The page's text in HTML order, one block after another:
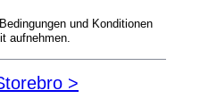
und Konditionen
aufnehmen.
>